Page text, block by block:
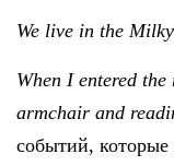
We live in the
When I entered
armchair and
событий,